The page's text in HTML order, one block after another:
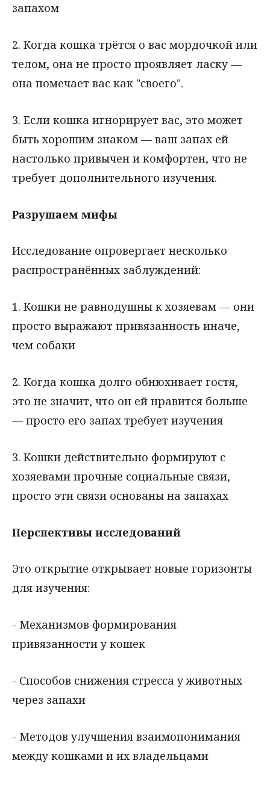
запахом
2. Когда кошка трётся о вас мордочкой или
телом, она не просто проявляет ласку —
она помечает вас как "своего".
3. Если кошка игнорирует вас, это может
быть хорошим знаком — ваш запах ей
настолько привычен и комфортен, что не
требует дополнительного изучения.
Разрушаем мифы
Исследование опровергает несколько
распространённых заблуждений:
1. Кошки не равнодушны к хозяевам — они
просто выражают привязанность иначе,
чем собаки
2. Когда кошка долго обнюхивает гостя,
это не значит, что он ей нравится больше
— просто его запах требует изучения
3. Кошки действительно формируют с
хозяевами прочные социальные связи,
просто эти связи основаны на запахах
Перспективы исследований
Это открытие открывает новые горизонты
для изучения:
- Механизмов формирования
привязанности у кошек
- Способов снижения стресса у животных
через запахи
- Методов улучшения взаимопонимания
между кошками и их владельцами